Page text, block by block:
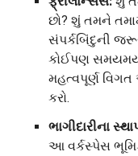
છો? શું તમને
સંપર્કબિંદુની
કોઈપણ
મહત્વપૂર્ણ
કરો.
ભાગીદારીના
આ વર્કસ્પેસ